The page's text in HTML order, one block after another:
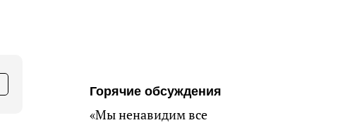
Горячие обсуждения
«Мы ненавидим все